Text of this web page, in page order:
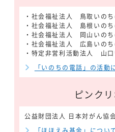
・社会福祉法人 鳥取いの
・社会福祉法人 島根いの
・社会福祉法人 岡山いの
・社会福祉法人 広島いの
・特定非営利活動法人 山
「いのちの電話」の活動
ピンク
公益財団法人 日本対がん協